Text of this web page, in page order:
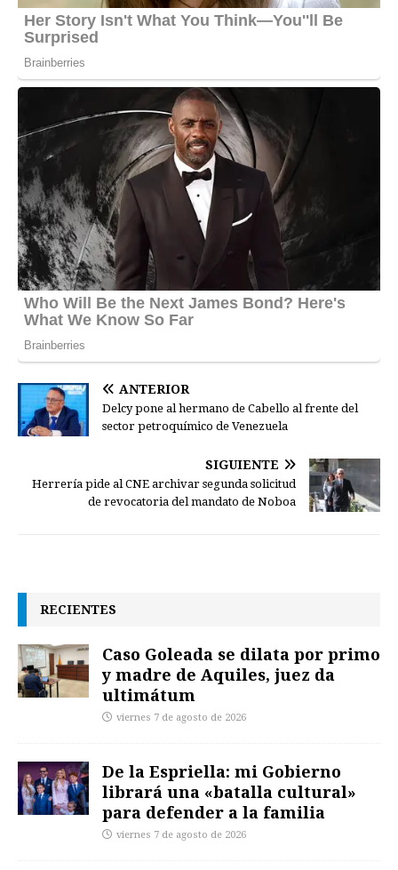
ANTERIOR
Delcy pone al hermano de Cabello al frente del
sector petroquímico de Venezuela
SIGUIENTE
Herrería pide al CNE archivar segunda solicitud
de revocatoria del mandato de Noboa
RECIENTES
Caso Goleada se dilata por primo
y madre de Aquiles, juez da
ultimátum
viernes 7 de agosto de 2026
De la Espriella: mi Gobierno
librará una «batalla cultural»
para defender a la familia
viernes 7 de agosto de 2026